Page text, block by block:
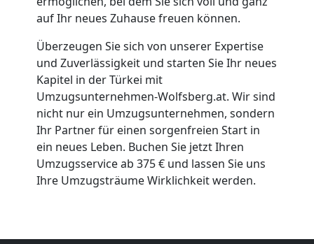
auf Ihr neues Zuhause freuen können.
Überzeugen Sie sich von unserer Expertise
und Zuverlässigkeit und starten Sie Ihr neues
Kapitel in der Türkei mit
Umzugsunternehmen-Wolfsberg.at. Wir sind
nicht nur ein Umzugsunternehmen, sondern
Ihr Partner für einen sorgenfreien Start in
ein neues Leben. Buchen Sie jetzt Ihren
Umzugsservice ab 375 € und lassen Sie uns
Ihre Umzugsträume Wirklichkeit werden.
Möbeltransport
Wolfsberg
Beiladung
Wolfsberg